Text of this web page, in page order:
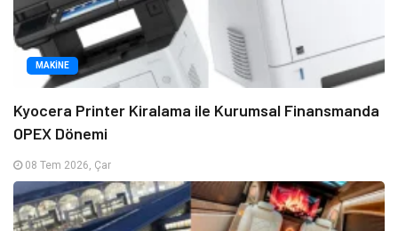
MAKINE
Kyocera Printer Kiralama ile Kurumsal Finansmanda
OPEX Dönemi
08 Tem 2026, Çar